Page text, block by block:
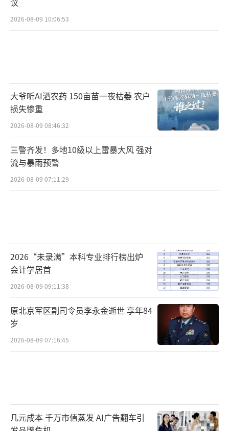
2026-08-09 10:06:53
大爷听AI洒农药 150亩苗一夜枯萎 农户
损失惨重
2026-08-09 08:46:32
三警齐发！多地10级以上雷暴大风 强对
流与暴雨预警
2026-08-09 07:11:29
2026“未录满”本科专业排行榜出炉
会计学居首
2026-08-09 09:11:38
原北京军区副司令员李永金逝世 享年84
岁
2026-08-09 07:16:45
几元成本 千万市值蒸发 AI广告翻车引